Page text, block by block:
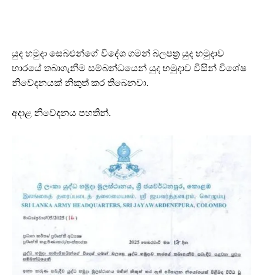
යුද හමුදා සෙබළුන්ගේ විදේශ ගමන් බලපත්‍ර යුද හමුදාව
භාරයේ තබාගැනීම සම්බන්ධයෙන් යුද හමුදාව විසින් විශේෂ
නිවේදනයක් නිකුත් කර තිබෙනවා.
අදාළ නිවේදනය පහතින්.